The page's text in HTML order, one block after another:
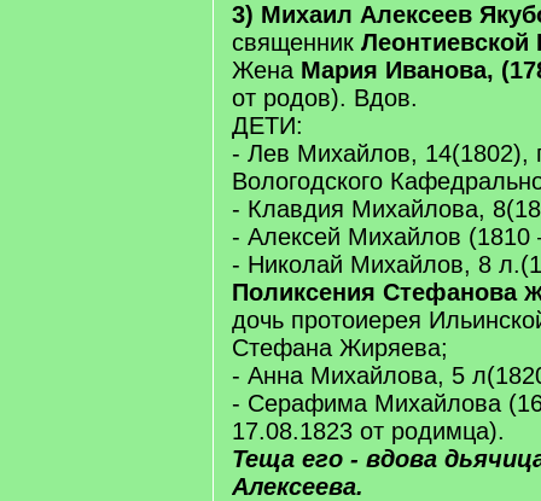
3) Михаил Алексеев
священник Леонтиевской
Жена Мария Иванова,
от родов). Вдов.
ДЕТИ:
- Лев Михайлов, 14(1802),
Вологодского
- Клавдия Михайлова,
- Алексей Михайлов (1810
- Николай Михайлов, 8
Поликсения Стефанова
дочь протоиерея
Стефана Жиряева;
- Анна Михайлова, 5
- Серафима Михайлова
17.08.1823 от родимца).
Теща его - вдова
Алексеева.